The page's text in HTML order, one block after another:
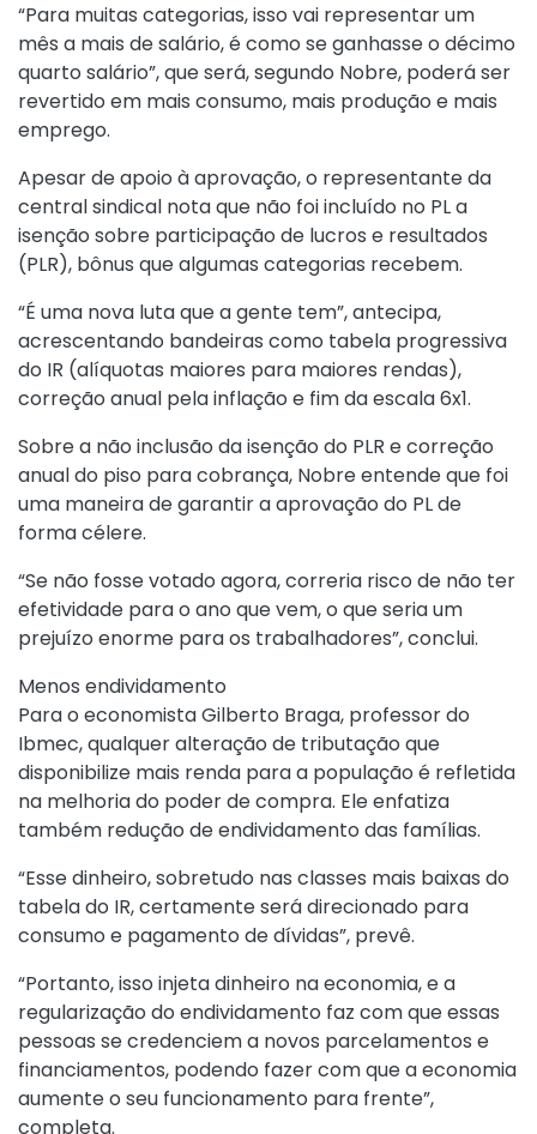
“Para muitas categorias, isso vai representar um
mês a mais de salário, é como se ganhasse o décimo
quarto salário”, que será, segundo Nobre, poderá ser
revertido em mais consumo, mais produção e mais
emprego.
Apesar de apoio à aprovação, o representante da
central sindical nota que não foi incluído no PL a
isenção sobre participação de lucros e resultados
(PLR), bônus que algumas categorias recebem.
“É uma nova luta que a gente tem”, antecipa,
acrescentando bandeiras como tabela progressiva
do IR (alíquotas maiores para maiores rendas),
correção anual pela inflação e fim da escala 6x1.
Sobre a não inclusão da isenção do PLR e correção
anual do piso para cobrança, Nobre entende que foi
uma maneira de garantir a aprovação do PL de
forma célere.
“Se não fosse votado agora, correria risco de não ter
efetividade para o ano que vem, o que seria um
prejuízo enorme para os trabalhadores”, conclui.
Menos endividamento
Para o economista Gilberto Braga, professor do
Ibmec, qualquer alteração de tributação que
disponibilize mais renda para a população é refletida
na melhoria do poder de compra. Ele enfatiza
também redução de endividamento das famílias.
“Esse dinheiro, sobretudo nas classes mais baixas do
tabela do IR, certamente será direcionado para
consumo e pagamento de dívidas”, prevê.
“Portanto, isso injeta dinheiro na economia, e a
regularização do endividamento faz com que essas
pessoas se credenciem a novos parcelamentos e
financiamentos, podendo fazer com que a economia
aumente o seu funcionamento para frente”,
completa.